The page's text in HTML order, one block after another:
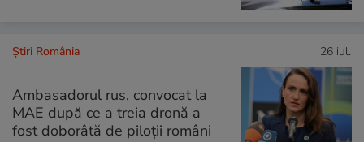
Știri România 26 iul.
Ambasadorul rus, convocat la
MAE după ce a treia dronă a
fost doborâtă de piloții români